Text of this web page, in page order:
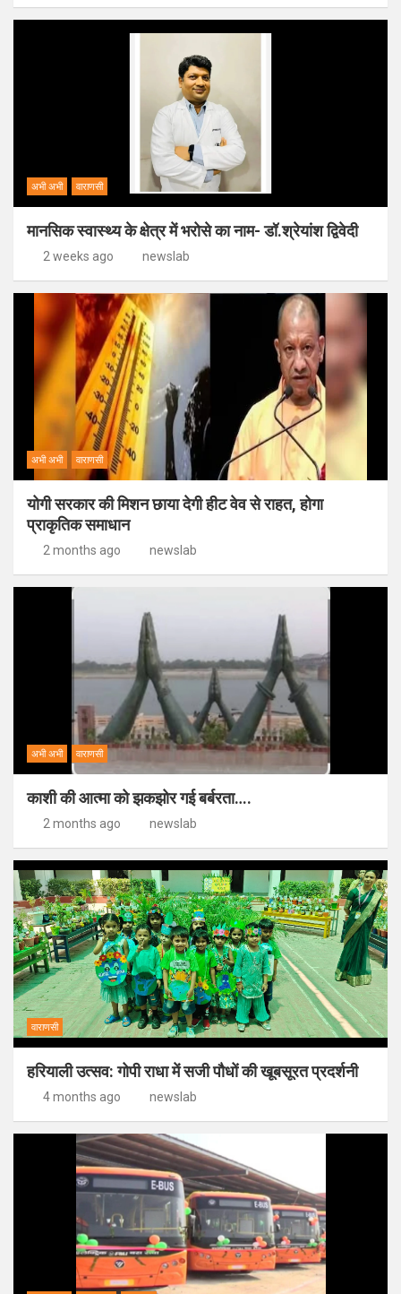
अभी अभी वाराणसी
मानसिक स्वास्थ्य के क्षेत्र में भरोसे का नाम- डॉ.श्रेयांश द्विवेदी
2 weeks ago newslab
अभी अभी वाराणसी
योगी सरकार की मिशन छाया देगी हीट वेव से राहत, होगा
प्राकृतिक समाधान
2 months ago newslab
अभी अभी वाराणसी
काशी की आत्मा को झकझोर गई बर्बरता….
2 months ago newslab
वाराणसी
हरियाली उत्सव: गोपी राधा में सजी पौधों की खूबसूरत प्रदर्शनी
4 months ago newslab